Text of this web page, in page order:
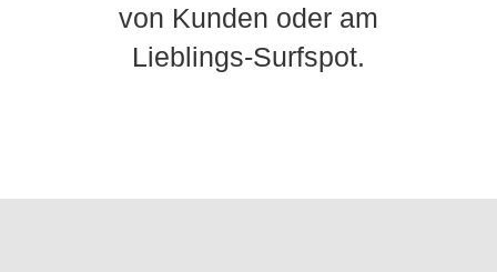
von Kunden oder am
Lieblings-Surfspot.